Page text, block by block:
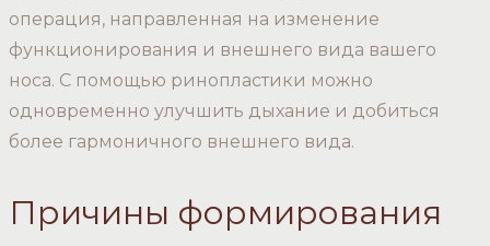
операция, направленная на изменение
функционирования и внешнего вида вашего
носа. С помощью ринопластики можно
одновременно улучшить дыхание и добиться
более гармоничного внешнего вида.
Причины формирования